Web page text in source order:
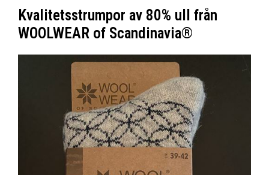
Kvalitetsstrumpor av 80% ull från
WOOLWEAR of Scandinavia®